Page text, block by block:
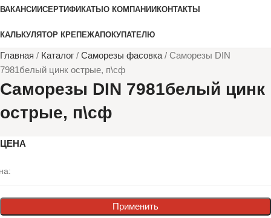
ВАКАНСИИСЕРТИФИКАТЫ О КОМПАНИИ КОНТАКТЫ
КАЛЬКУЛЯТОР КРЕПЕЖАПОКУПАТЕЛЮ
Главная / Каталог / Саморезы фасовка / Саморезы DIN
7981белый цинк острые, п\сф
Саморезы DIN 7981белый цинк
острые, п\сф
ЦЕНА
Применить